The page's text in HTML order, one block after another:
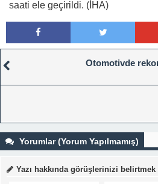
saati ele geçirildi. (İHA)
Otomotivde
Yorumlar (Yorum Yapılmamış)
Yazı hakkında görüşlerinizi